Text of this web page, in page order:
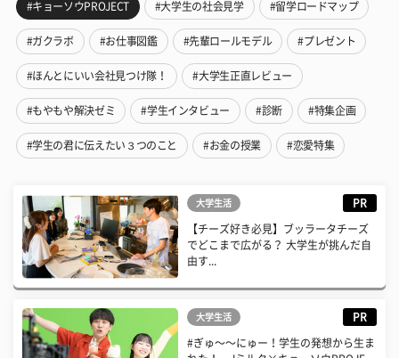
#キョーソウPROJECT #大学生の社会見学 #留学ロードマップ
#ガクラボ #お仕事図鑑 #先輩ロールモデル #プレゼント
#ほんとにいい会社見つけ隊！ #大学生正直レビュー
#もやもや解決ゼミ #学生インタビュー #診断 #特集企画
#学生の君に伝えたい３つのこと #お金の授業 #恋愛特集
大学生活 PR
【チーズ好き必見】ブッラータチーズ
でどこまで広がる？ 大学生が挑んだ自
由す...
大学生活 PR
#ぎゅ〜〜にゅー！学生の発想から生ま